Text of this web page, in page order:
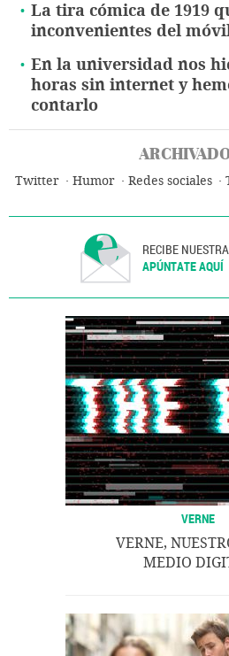
La tira cómica de 1919
inconvenientes del
En la universidad nos
horas sin internet y
contarlo
Twitter Humor Redes sociales
RECIBE
APÚNTATE AQUÍ
VERNE
VERNE,
MEDIO